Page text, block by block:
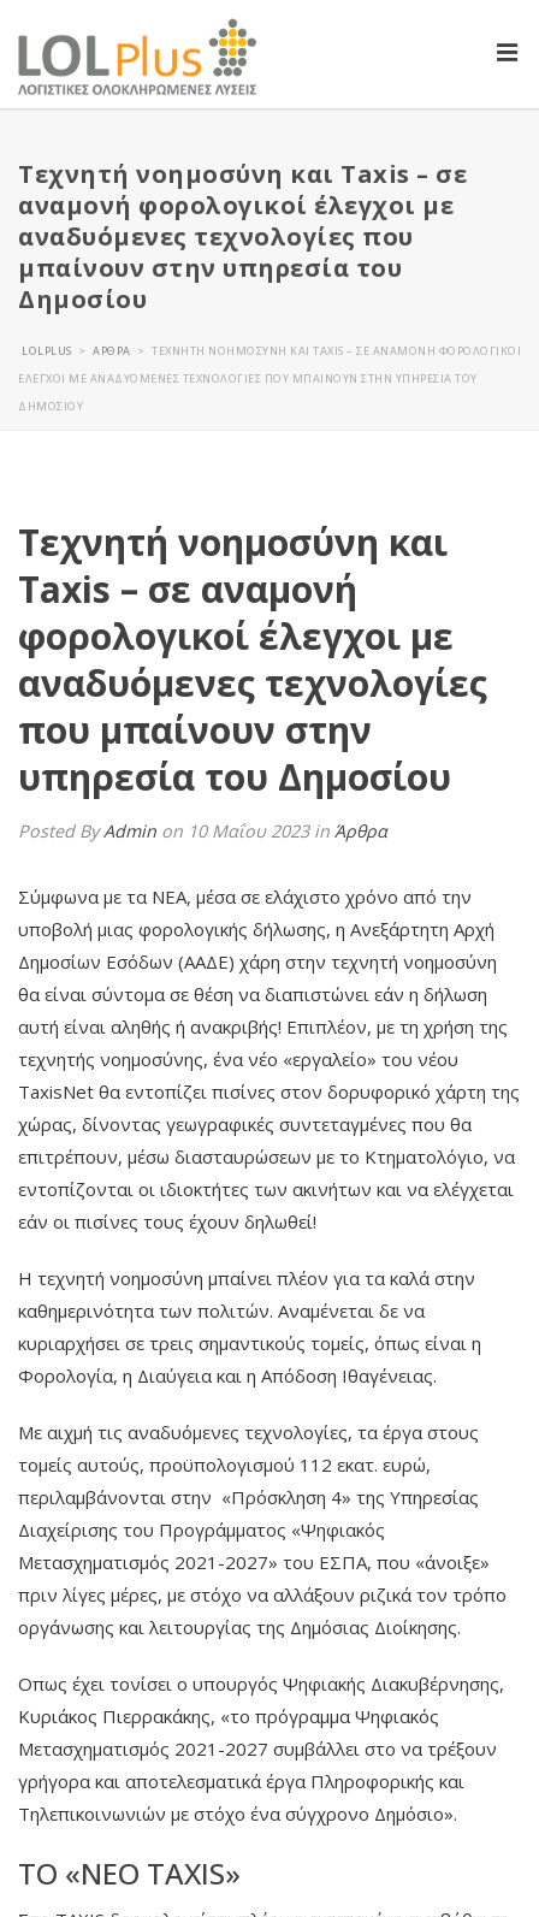
Τεχνητή νοημοσύνη και Taxis – σε
αναμονή φορολογικοί έλεγχοι με
αναδυόμενες τεχνολογίες που
μπαίνουν στην υπηρεσία του
Δημοσίου
LOLPLUS > ΆΡΘΡΑ >
ΤΕΧΝΗΤΉ ΝΟΗΜΟΣΎΝΗ ΚΑΙ TAXIS – ΣΕ ΑΝΑΜΟΝΉ ΦΟΡΟΛΟΓΙΚΟΊ
ΈΛΕΓΧΟΙ ΜΕ ΑΝΑΔΥΌΜΕΝΕΣ ΤΕΧΝΟΛΟΓΊΕΣ ΠΟΥ ΜΠΑΊΝΟΥΝ ΣΤΗΝ ΥΠΗΡΕΣΊΑ ΤΟΥ
ΔΗΜΟΣΊΟΥ
Τεχνητή νοημοσύνη και
Taxis – σε αναμονή
φορολογικοί έλεγχοι με
αναδυόμενες τεχνολογίες
που μπαίνουν στην
υπηρεσία του Δημοσίου
Posted ByAdmin on 10 Μαΐου 2023in Άρθρα
Σύμφωνα με τα ΝΕΑ, μέσα σε ελάχιστο χρόνο από την
υποβολή μιας φορολογικής δήλωσης, η Ανεξάρτητη Αρχή
Δημοσίων Εσόδων (ΑΑΔΕ) χάρη στην τεχνητή νοημοσύνη
θα είναι σύντομα σε θέση να διαπιστώνει εάν η δήλωση
αυτή είναι αληθής ή ανακριβής! Επιπλέον, με τη χρήση της
τεχνητής νοημοσύνης, ένα νέο «εργαλείο» του νέου
TaxisNet θα εντοπίζει πισίνες στον δορυφορικό χάρτη της
χώρας, δίνοντας γεωγραφικές συντεταγμένες που θα
επιτρέπουν, μέσω διασταυρώσεων με το Κτηματολόγιο, να
εντοπίζονται οι ιδιοκτήτες των ακινήτων και να ελέγχεται
εάν οι πισίνες τους έχουν δηλωθεί!
Η τεχνητή νοημοσύνη μπαίνει πλέον για τα καλά στην
καθημερινότητα των πολιτών. Αναμένεται δε να
κυριαρχήσει σε τρεις σημαντικούς τομείς, όπως είναι η
Φορολογία, η Διαύγεια και η Απόδοση Ιθαγένειας.
Με αιχμή τις αναδυόμενες τεχνολογίες, τα έργα στους
τομείς αυτούς, προϋπολογισμού 112 εκατ. ευρώ,
περιλαμβάνονται στην «Πρόσκληση 4» της Υπηρεσίας
Διαχείρισης του Προγράμματος «Ψηφιακός
Μετασχηματισμός 2021-2027» του ΕΣΠΑ, που «άνοιξε»
πριν λίγες μέρες, με στόχο να αλλάξουν ριζικά τον τρόπο
οργάνωσης και λειτουργίας της Δημόσιας Διοίκησης.
Οπως έχει τονίσει ο υπουργός Ψηφιακής Διακυβέρνησης,
Κυριάκος Πιερρακάκης, «το πρόγραμμα Ψηφιακός
Μετασχηματισμός 2021-2027 συμβάλλει στο να τρέξουν
γρήγορα και αποτελεσματικά έργα Πληροφορικής και
Τηλεπικοινωνιών με στόχο ένα σύγχρονο Δημόσιο».
ΤΟ «ΝΈΟ TAXIS»